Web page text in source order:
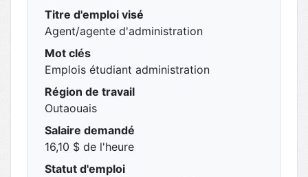
Titre d'emploi visé
Agent/agente d'administration
Mot clés
Emplois étudiant administration
Région de travail
Outaouais
Salaire demandé
16,10 $ de l'heure
Statut d'emploi